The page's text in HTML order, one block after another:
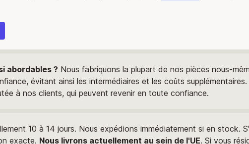
abordables ? Nous fabriquons la plupart de nos pièces nous-
évitant ainsi les intermédiaires et les coûts
à nos clients, qui peuvent revenir en toute confiance.
10 à 14 jours. Nous expédions immédiatement si en stock.
exacte. Nous livrons actuellement au sein de l'UE. Si vous